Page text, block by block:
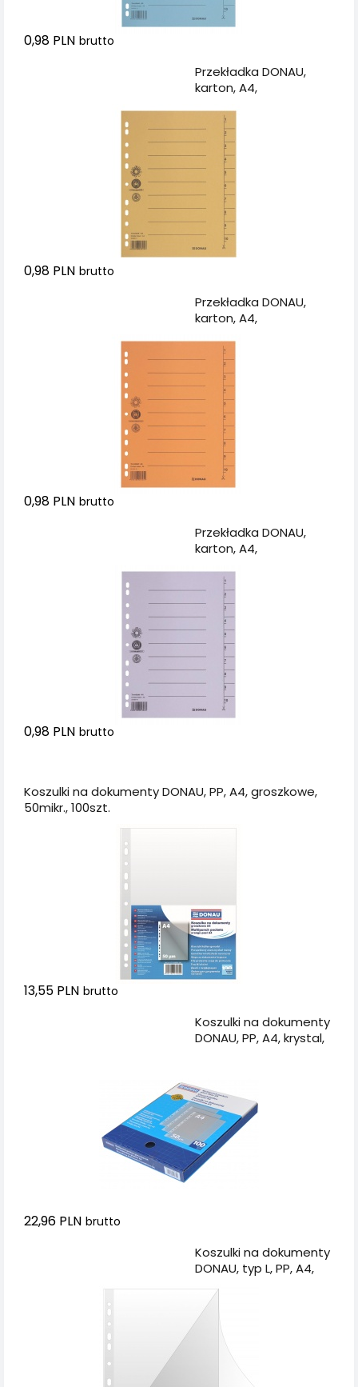
0,98 PLN brutto
Przekładka DONAU,
karton, A4,
karta, żółta
0,98 PLN brutto
Przekładka DONAU,
karton, A4,
karta, pomarańczowa
0,98 PLN brutto
Przekładka DONAU,
karton, A4,
karta, szara
0,98 PLN brutto
Koszulki na dokumenty DONAU, PP, A4, groszkowe,
50mikr., 100szt.
13,55 PLN brutto
Koszulki na dokumenty
DONAU, PP, A4, krystal,
22,96 PLN brutto
Koszulki na dokumenty
DONAU, typ L, PP, A4,